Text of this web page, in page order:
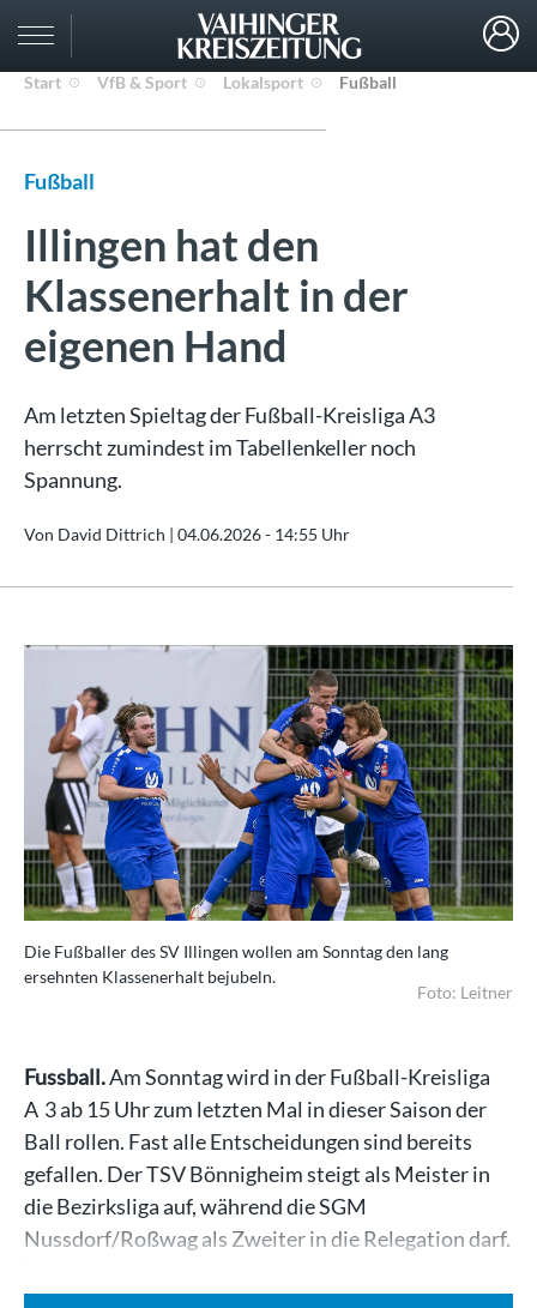
Start VfB & Sport Lokalsport Fußball
Fußball
Illingen hat den
Klassenerhalt in der
eigenen Hand
Am letzten Spieltag der Fußball-Kreisliga A3
herrscht zumindest im Tabellenkeller noch
Spannung.
Von David Dittrich | 04.06.2026 - 14:55 Uhr
Die Fußballer des SV Illingen wollen am Sonntag den lang
ersehnten Klassenerhalt bejubeln.
Foto: Leitner
Fussball.Am Sonntag wird in der Fußball-Kreisliga
A 3 ab 15 Uhr zum letzten Mal in dieser Saison der
Ball rollen. Fast alle Entscheidungen sind bereits
gefallen. Der TSV Bönnigheim steigt als Meister in
die Bezirksliga auf, während die SGM
Nussdorf/Roßwag als Zweiter in die Relegation darf.